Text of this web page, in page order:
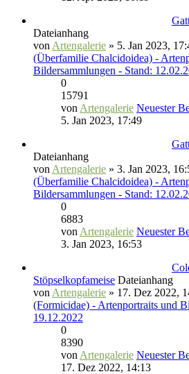
Dateianhang
von Artengalerie » 5. Jan 2023,
(Überfamilie Chalcidoidea) -
Bildersammlungen - Stand:
0
15791
von Artengalerie Neuester
5. Jan 2023, 17:49
Dateianhang
von Artengalerie » 3. Jan 2023,
(Überfamilie Chalcidoidea) -
Bildersammlungen - Stand:
0
6883
von Artengalerie Neuester
3. Jan 2023, 16:53
Stöpselkopfameise Dateianhang
von Artengalerie » 17. Dez 2022,
(Formicidae) - Artenportraits und
19.12.2022
0
8390
von Artengalerie Neuester
17. Dez 2022, 14:13